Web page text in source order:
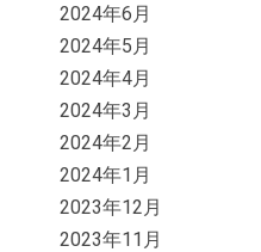
2024年6月
2024年5月
2024年4月
2024年3月
2024年2月
2024年1月
2023年12月
2023年11月